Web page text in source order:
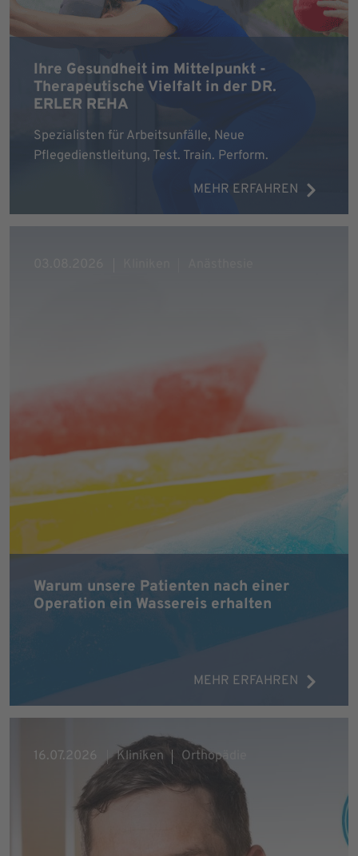
Ihre Gesundheit im Mittelpunkt -
Therapeutische Vielfalt in der DR.
ERLER REHA
Spezialisten für Arbeitsunfälle, Neue
Pflegedienstleitung, Test. Train. Perform.
MEHR ERFAHREN
Warum unsere Patienten nach einer
Operation ein Wassereis erhalten
MEHR ERFAHREN
16.07.2026 Kliniken Orthopädie